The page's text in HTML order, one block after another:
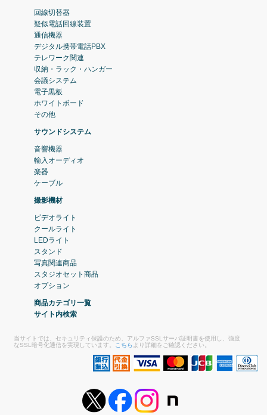
回線切替器
疑似電話回線装置
通信機器
デジタル携帯電話PBX
テレワーク関連
収納・ラック・ハンガー
会議システム
電子黒板
ホワイトボード
その他
サウンドシステム
音響機器
輸入オーディオ
楽器
ケーブル
撮影機材
ビデオライト
クールライト
LEDライト
スタンド
写真関連商品
スタジオセット商品
オプション
商品カテゴリ一覧
サイト内検索
当サイトでは、セキュリティ保護のため、アルファSSLサーバ証明書を使用し、強度
なSSL暗号化通信を実現しています。
こちら より詳細をご確認ください。